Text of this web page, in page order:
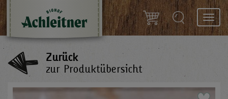
Zurück
zur Produktübersicht